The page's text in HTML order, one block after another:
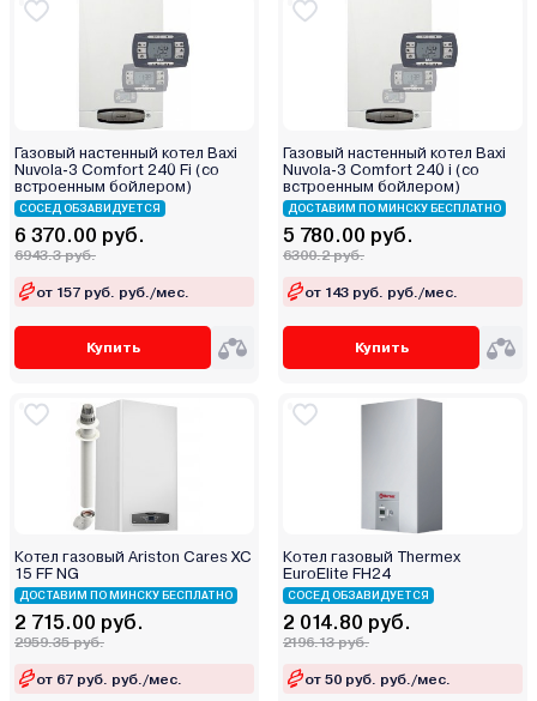
Газовый настенный котел Baxi
Nuvola-3 Comfort 240 Fi (со
встроенным бойлером)
СОСЕД ОБЗАВИДУЕТСЯ
6 370.00 руб.
6943.3 руб.
от 157 руб. руб./мес.
Купить
Газовый настенный котел Baxi
Nuvola-3 Comfort 240 i (со
встроенным бойлером)
ДОСТАВИМ ПО МИНСКУ БЕСПЛАТНО
5 780.00 руб.
6300.2 руб.
от 143 руб. руб./мес.
Купить
Котел газовый Ariston Cares XC
15 FF NG
ДОСТАВИМ ПО МИНСКУ БЕСПЛАТНО
2 715.00 руб.
2959.35 руб.
от 67 руб. руб./мес.
Котел газовый Thermex
EuroElite FH24
СОСЕД ОБЗАВИДУЕТСЯ
2 014.80 руб.
2196.13 руб.
от 50 руб. руб./мес.